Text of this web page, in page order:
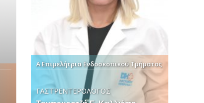
Α Επιμελήτρια Ενδοσκοπικού Τμήματος
ΓΑΣΤΡΕΝΤΕΡΟΛΟΓΟΣ